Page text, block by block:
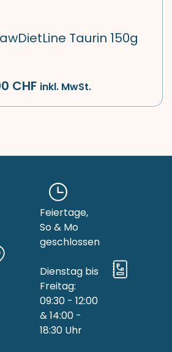
Taurin 150g
CHF inkl. MwSt.
Feiertage,
So & Mo
geschlossen
Dienstag bis
Freitag:
09:30 - 12:00
& 14:00 -
18:30 Uhr